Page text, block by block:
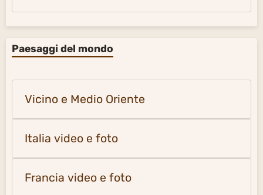
Paesaggi del mondo
Vicino e Medio Oriente
Italia video e foto
Francia video e foto